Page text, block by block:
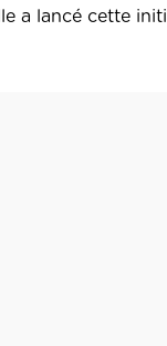
a lancé cette